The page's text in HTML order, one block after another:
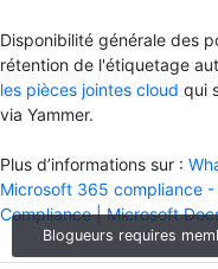
Blogueurs requires
Disponibilité générale des
rétention de l'étiquetage
les pièces jointes cloud qui
via Yammer.
Plus d’informations sur :
Microsoft 365 compliance
Compliance | Microsoft